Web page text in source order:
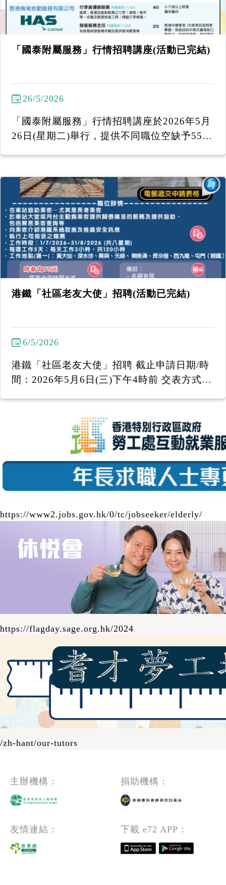
「國泰附屬服務」行情招聘講座(活動已完結)
26/5/2026
「國泰附屬服務」行情招聘講座於2026年5月
26日(星期二)舉行，提供不同職位空缺予55
6431 0320 報名！ 截止報名：2026年5月22
日下午3時 (名額有限，先到先得。) ------------
------------------- 「國泰附屬服務」行情招聘講
座 2026年5月26日(二)︱下午2時30分至下午4
時 地址：耆康會陳登匯駿天地 九龍油麻地東
莞街16號駿發花園I 號地舖 ----------------------
--------- 招聘講座提供不同的職位空缺：
港鐵「社區老友大使」招聘(活動已完結)
6/5/2026
港鐵「社區老友大使」招聘 截止申請日期/時
間：2026年5月6日(三)下午4時前 交表方式
------------------- 工作車站：黃大仙、深水埗、
葵興、元朗、鰂魚涌、長沙灣、西九龍、屯門
查詢等 •向乘客介紹港鐵系統設施及推廣安全
-------- 如有疑問請致電 2386-7066與本計劃
職員聯絡 。 下載職位申請表
https://www2.jobs.gov.hk/0/tc/jobseeker/elderly/
https://flagday.sage.org.hk/2024
/zh-hant/our-tutors
主辦機構： 捐助機構：
友情連結： 下載 e72 APP：